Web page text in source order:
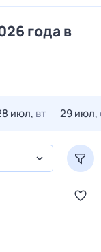
года в
июл, вт 29 июл,